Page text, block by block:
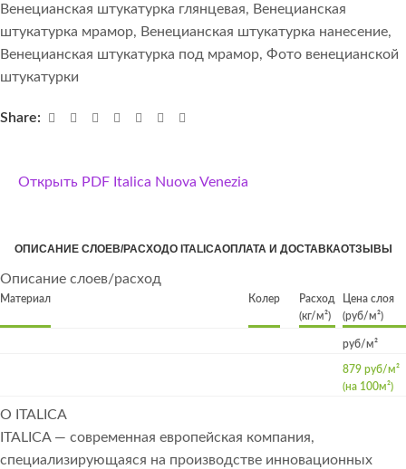
Венецианская штукатурка глянцевая, Венецианская
штукатурка мрамор, Венецианская штукатурка нанесение,
Венецианская штукатурка под мрамор, Фото венецианской
штукатурки
Share:
Открыть PDF Italica Nuova Venezia
ОПИСАНИЕ СЛОЕВ/РАСХОДО ITALICAОПЛАТА И ДОСТАВКАОТЗЫВЫ
Описание слоев/расход
Материал Колер
Расход
(кг/м²)
Цена слоя
(руб/м²)
руб/м²
879 руб/м²
(на 100м²)
О ITALICA
ITALICA — современная европейская компания,
специализирующаяся на производстве инновационных